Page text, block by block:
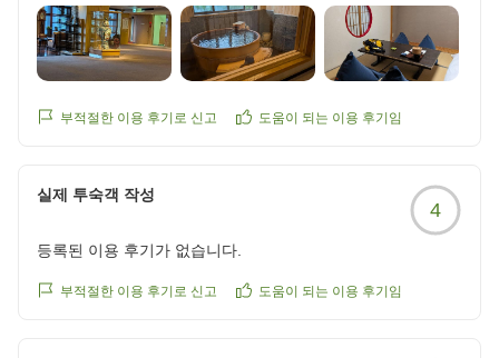
来年の夏も、今度は天気が良くなることを祈りながらまたニ
セコにお邪魔したいです。
他の画像やクチコミの詳細はこちらから
た!何回も入りました!
部屋もとても広くてビックリするくらいでした。
そこだけが、残念でした、、
クチコミの詳細はこちらから
부적절한 이용 후기로 신고 도움이 되는 이용 후기임
실제 투숙객 작성
4
등록된 이용 후기가 없습니다.
부적절한 이용 후기로 신고 도움이 되는 이용 후기임